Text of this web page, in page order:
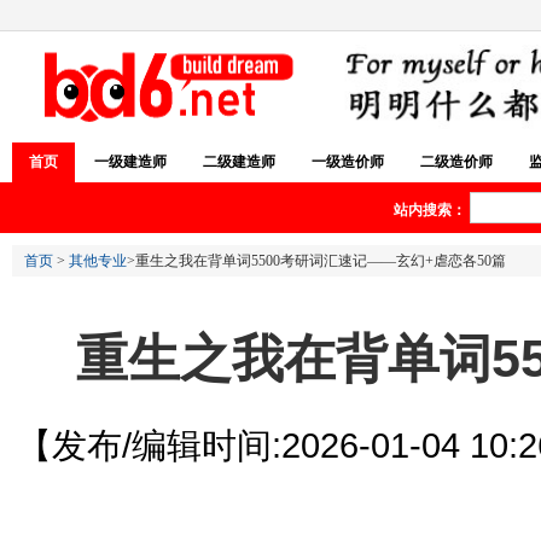
首页 一级建造师 二级建造师 一级造价师 二级造价师
站内搜索：
首页 > 其他专业>重生之我在背单词5500考研词汇速记——玄幻+虐恋各50篇
重生之我在背单词
【发布/编辑时间:2026-01-04